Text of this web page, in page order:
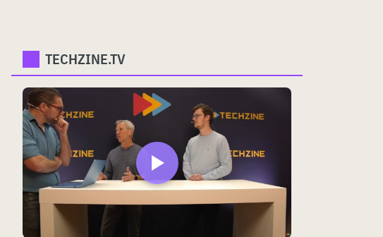
TECHZINE.TV